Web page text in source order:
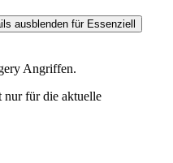
ausblenden für Essenziell
Angriffen.
nur für die aktuelle